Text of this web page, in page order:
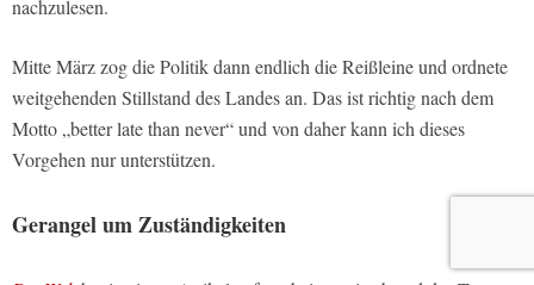
nachzulesen.
Mitte März zog die Politik dann endlich die Reißleine und ordnete
weitgehenden Stillstand des Landes an. Das ist richtig nach dem
Motto „better late than never“ und von daher kann ich dieses
Vorgehen nur unterstützen.
Gerangel um Zuständigkeiten